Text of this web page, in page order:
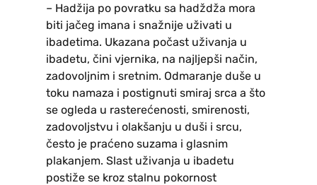
– Hadžija po povratku sa hadždža mora
biti jačeg imana i snažnije uživati u
ibadetima. Ukazana počast uživanja u
ibadetu, čini vjernika, na najljepši način,
zadovoljnim i sretnim. Odmaranje duše u
toku namaza i postignuti smiraj srca a što
se ogleda u rasterećenosti, smirenosti,
zadovoljstvu i olakšanju u duši i srcu,
često je praćeno suzama i glasnim
plakanjem. Slast uživanja u ibadetu
postiže se kroz stalnu pokornost